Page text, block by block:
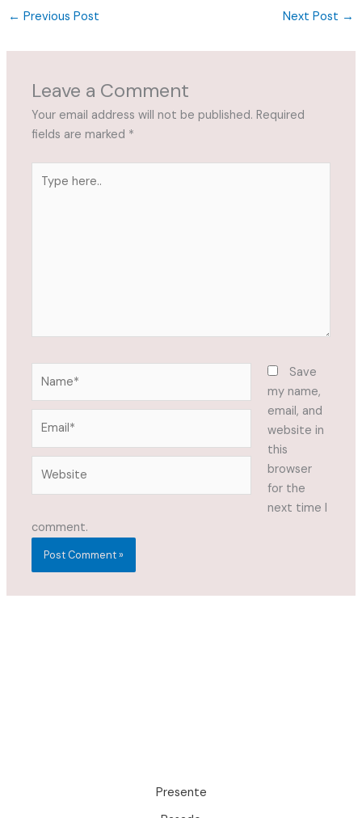
← Previous Post Next Post →
Leave a Comment
Your email address will not be published. Required
fields are marked *
here..
Save
my name,
email, and
website in
this
browser
for the
next time I
comment.
Presente